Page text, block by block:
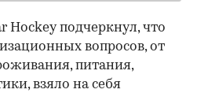
Hockey подчеркнул, что
вопросов, от
питания,
взяло на себя